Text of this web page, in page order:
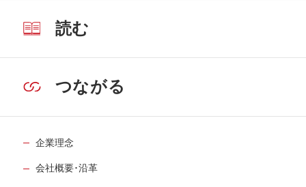
読む
つながる
企業理念
会社概要･沿革